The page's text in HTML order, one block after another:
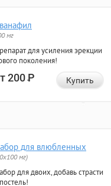
мг
для усиления эрекции
поколения!
200Р Купить
для влюбленных
мг)
для двоих, добавь страсти